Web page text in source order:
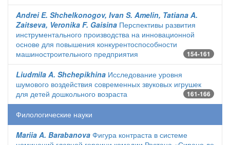
Andrei E. Shchelkonogov, Ivan S. Amelin, Tatiana A.
Zaitseva, Veronika F. Gaisina Перспективы развития
инструментального производства на инновационной
основе для повышения конкурентоспособности
машиностроительного предприятия
154-161
Liudmila A. Shchepikhina Исследование уровня
шумового воздействия современных звуковых игрушек
для детей дошкольного возраста
161-166
Филологические науки
Mariia A. Barabanova Фигура контраста в системе